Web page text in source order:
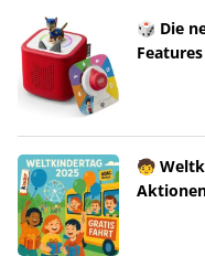
🎲 Die
🧒